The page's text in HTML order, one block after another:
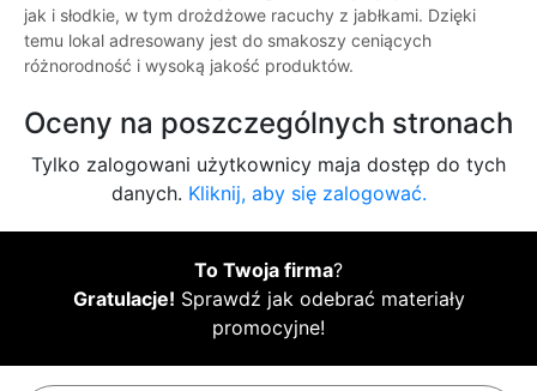
jak i słodkie, w tym drożdżowe racuchy z jabłkami. Dzięki
temu lokal adresowany jest do smakoszy ceniących
różnorodność i wysoką jakość produktów.
Oceny na poszczególnych stronach
Tylko zalogowani użytkownicy maja dostęp do tych
danych. Kliknij, aby się zalogować.
To Twoja firma?
Gratulacje! Sprawdź jak odebrać materiały
promocyjne!